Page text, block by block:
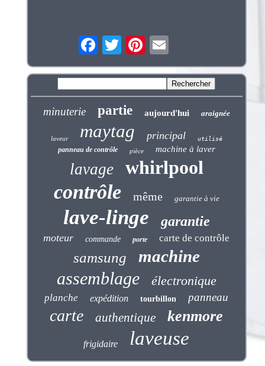
minuterie partie aujourd'hui araignée
laveur maytag principal utilisé
panneau de contrôle pièce machine à laver
lavage whirlpool
contrôle même garantie à vie
lave-linge garantie
moteur commande porte carte de contrôle
samsung machine
assemblage électronique
planche expédition tourbillon panneau
carte authentique kenmore
frigidaire laveuse